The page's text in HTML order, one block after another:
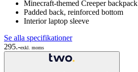
Minecraft-themed Creeper backpack
Padded back, reinforced bottom
Interior laptop sleeve
Se alla specifikationer
295.-exkl. moms